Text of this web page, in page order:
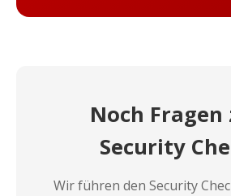
Noch Fragen
Security
Wir führen den Security